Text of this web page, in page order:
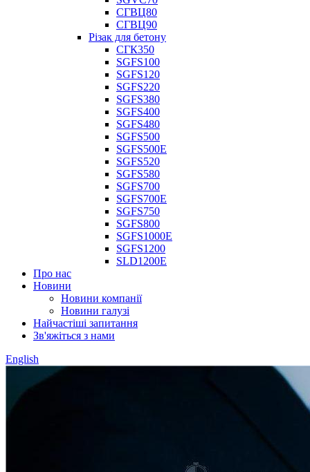
СГВЦ80
СГВЦ90
Різак для бетону
СГК350
SGFS100
SGFS120
SGFS220
SGFS380
SGFS400
SGFS480
SGFS500
SGFS500E
SGFS520
SGFS580
SGFS700
SGFS700E
SGFS750
SGFS800
SGFS1000E
SGFS1200
SLD1200E
Про нас
Новини
Новини компанії
Новини галузі
Найчастіші запитання
Зв'яжіться з нами
English